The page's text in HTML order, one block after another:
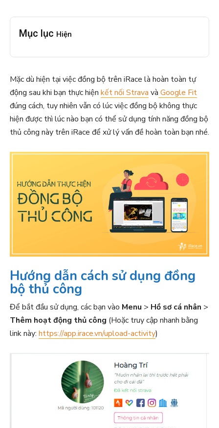
Mục lục Hiện
Mặc dù hiện tại việc đồng bộ trên iRace là hoàn toàn tự
động sau khi bạn thực hiện kết nối Strava và Google Fit
đúng cách, tuy nhiên vẫn có lúc việc đồng bộ không thực
hiện được thì lúc nào bạn có thể sử dụng tính năng đồng bộ
thủ công này trên iRace để xử lý vấn đề hoàn toàn bạn nhé.
Hướng dẫn cách sử dụng đồng
bộ thủ công
Để bắt đầu sử dụng, các bạn vào Menu > Hồ sơ cá nhân >
Thêm hoạt động thủ công (Hoặc truy cập nhanh bằng
link này: https://app.irace.vn/upload-activity)